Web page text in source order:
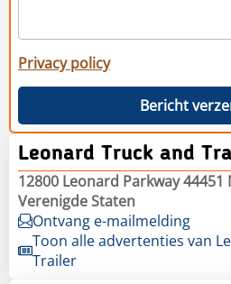
Privacy policy
Bericht
Leonard Truck and
12800 Leonard Parkway
Verenigde Staten
Ontvang e-mailmelding
Toon alle advertenties van
Trailer